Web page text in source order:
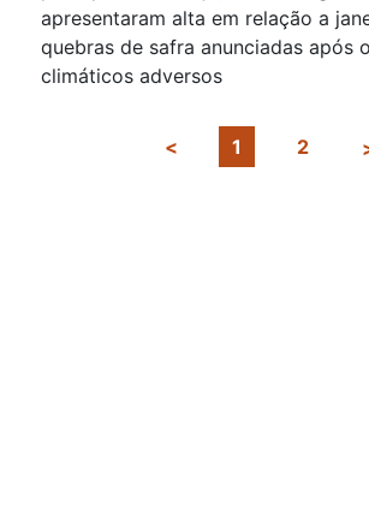
apresentaram alta em relação a
quebras de safra anunciadas após
climáticos adversos
1 2